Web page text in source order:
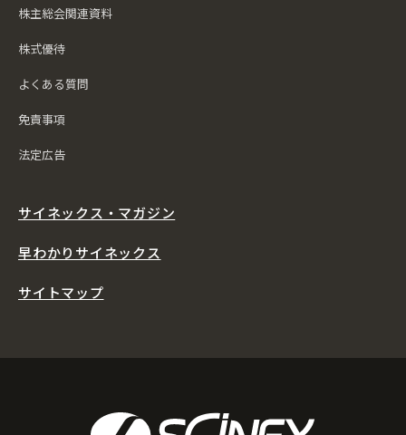
株主総会関連資料
株式優待
よくある質問
免責事項
法定広告
サイネックス・マガジン
早わかりサイネックス
サイトマップ